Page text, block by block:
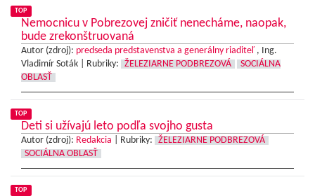
TOP
Nemocnicu v Pobrezovej zničiť nenecháme, naopak,
bude zrekonštruovaná
Autor (zdroj): predseda predstavenstva a generálny riaditeľ , Ing.
Vladimír Soták |
Rubriky: ŽELEZIARNE PODBREZOVÁ
SOCIÁLNA
OBLASŤ
TOP
Deti si užívajú leto podľa svojho gusta
Autor (zdroj): Redakcia Rubriky:
ŽELEZIARNE PODBREZOVÁ
SOCIÁLNA OBLASŤ
TOP